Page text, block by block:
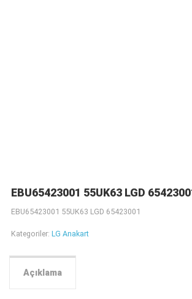
EBU65423001 55UK63 LGD
EBU65423001 55UK63 LGD 65423001
Kategoriler: LG Anakart
Açıklama